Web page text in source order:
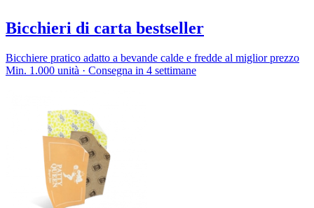
Bicchieri di carta bestseller
Bicchiere pratico adatto a bevande calde e fredde al miglior prezzo
Min. 1.000 unità · Consegna in 4 settimane